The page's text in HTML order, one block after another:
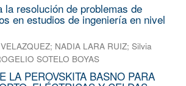
la resolución de problemas de
en estudios de ingeniería en nivel
; NADIA LARA RUIZ; Silvia
SOTELO BOYAS
LA PEROVSKITA BASNO PARA